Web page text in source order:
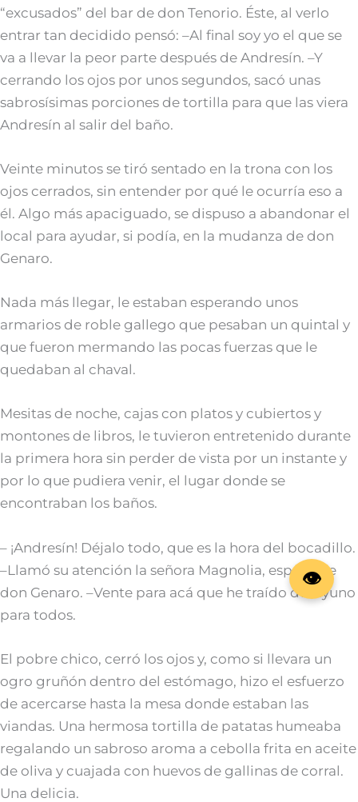
“excusados” del bar de don Tenorio. Éste, al verlo
entrar tan decidido pensó: –Al final soy yo el que se
va a llevar la peor parte después de Andresín. –Y
cerrando los ojos por unos segundos, sacó unas
sabrosísimas porciones de tortilla para que las viera
Andresín al salir del baño.
Veinte minutos se tiró sentado en la trona con los
ojos cerrados, sin entender por qué le ocurría eso a
él. Algo más apaciguado, se dispuso a abandonar el
local para ayudar, si podía, en la mudanza de don
Genaro.
Nada más llegar, le estaban esperando unos
armarios de roble gallego que pesaban un quintal y
que fueron mermando las pocas fuerzas que le
quedaban al chaval.
Mesitas de noche, cajas con platos y cubiertos y
montones de libros, le tuvieron entretenido durante
la primera hora sin perder de vista por un instante y
por lo que pudiera venir, el lugar donde se
encontraban los baños.
– ¡Andresín! Déjalo todo, que es la hora del bocadillo.
–Llamó su atención la señora Magnolia, esposa de
don Genaro. –Vente para acá que he traído desayuno
para todos.
El pobre chico, cerró los ojos y, como si llevara un
ogro gruñón dentro del estómago, hizo el esfuerzo
de acercarse hasta la mesa donde estaban las
viandas. Una hermosa tortilla de patatas humeaba
regalando un sabroso aroma a cebolla frita en aceite
de oliva y cuajada con huevos de gallinas de corral.
Una delicia.